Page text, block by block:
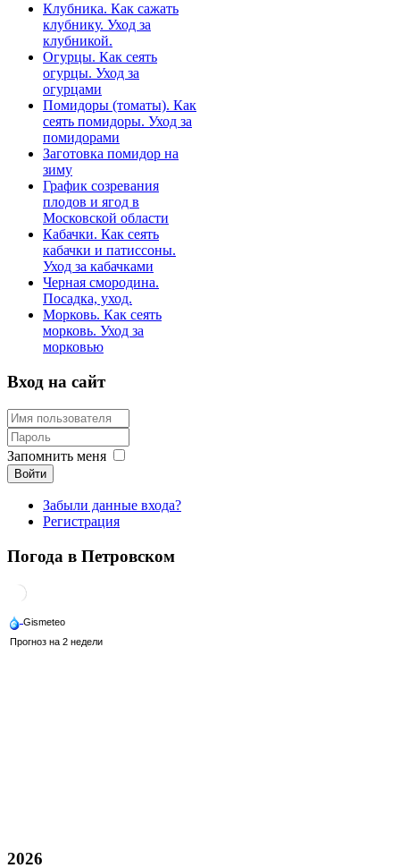
Клубника. Как сажать
клубнику. Уход за
клубникой.
Огурцы. Как сеять
огурцы. Уход за
огурцами
Помидоры (томаты). Как
сеять помидоры. Уход за
помидорами
Заготовка помидор на
зиму
График созревания
плодов и ягод в
Московской области
Кабачки. Как сеять
кабачки и патиссоны.
Уход за кабачками
Черная смородина.
Посадка, уход.
Морковь. Как сеять
морковь. Уход за
морковью
Вход на сайт
Запомнить меня
Войти
Забыли данные входа?
Регистрация
Погода в Петровском
2026